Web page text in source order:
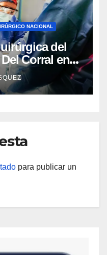
NACIONAL
del
Corral en
para publicar un